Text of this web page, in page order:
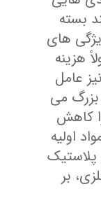
بسته‌
‌های
هزینه
عامل
می
کاهش
اولیه
پلاستیک
بر